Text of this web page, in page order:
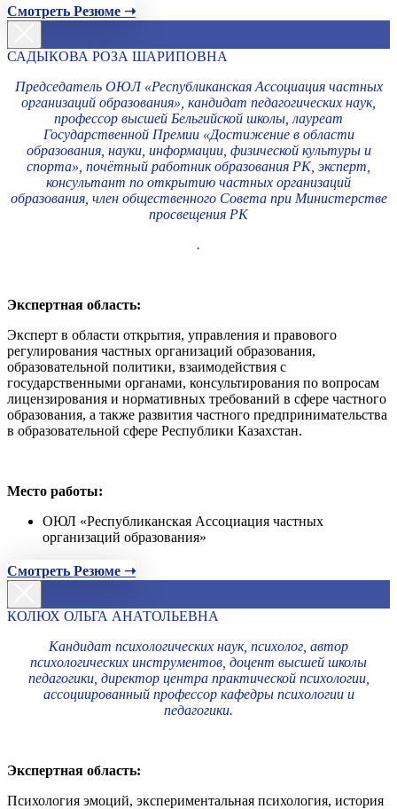
Смотреть Резюме ➝
САДЫКОВА РОЗА ШАРИПОВНА
Председатель ОЮЛ «Республиканская Ассоциация частных
организаций образования», кандидат педагогических наук,
профессор высшей Бельгийской школы, лауреат
Государственной Премии «Достижение в области
образования, науки, информации, физической культуры и
спорта», почётный работник образования РК, эксперт,
консультант по открытию частных организаций
образования, член общественного Совета при Министерстве
просвещения РК
.
Экспертная область:
Эксперт в области открытия, управления и правового
регулирования частных организаций образования,
образовательной политики, взаимодействия с
государственными органами, консультирования по вопросам
лицензирования и нормативных требований в сфере частного
образования, а также развития частного предпринимательства
в образовательной сфере Республики Казахстан.
Место работы:
ОЮЛ «Республиканская Ассоциация частных
организаций образования»
Смотреть Резюме ➝
КОЛЮХ ОЛЬГА АНАТОЛЬЕВНА
Кандидат психологических наук, психолог, автор
психологических инструментов, доцент высшей школы
педагогики, директор центра практической психологии,
ассоциированный профессор кафедры психологии и
педагогики.
Экспертная область:
Психология эмоций, экспериментальная психология, история